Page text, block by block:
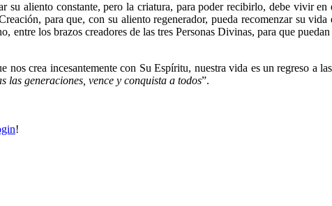
su aliento constante, pero la criatura, para poder recibirlo, debe vivir
para que, con su aliento regenerador, pueda recomenzar su
entre los brazos creadores de las tres Personas Divinas, para que
nos crea incesantemente con Su Espíritu, nuestra vida es un regreso a
generaciones, vence y conquista a todos”.
!